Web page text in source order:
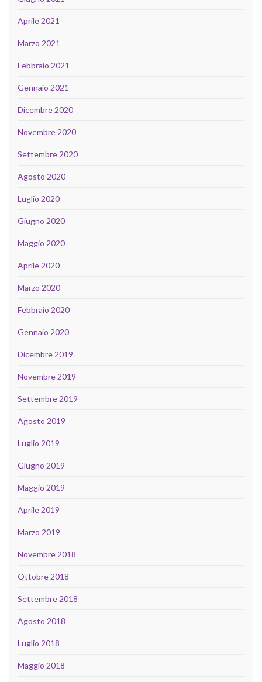
Aprile 2021
Marzo 2021
Febbraio 2021
Gennaio 2021
Dicembre 2020
Novembre 2020
Settembre 2020
Agosto 2020
Luglio 2020
Giugno 2020
Maggio 2020
Aprile 2020
Marzo 2020
Febbraio 2020
Gennaio 2020
Dicembre 2019
Novembre 2019
Settembre 2019
Agosto 2019
Luglio 2019
Giugno 2019
Maggio 2019
Aprile 2019
Marzo 2019
Novembre 2018
Ottobre 2018
Settembre 2018
Agosto 2018
Luglio 2018
Maggio 2018